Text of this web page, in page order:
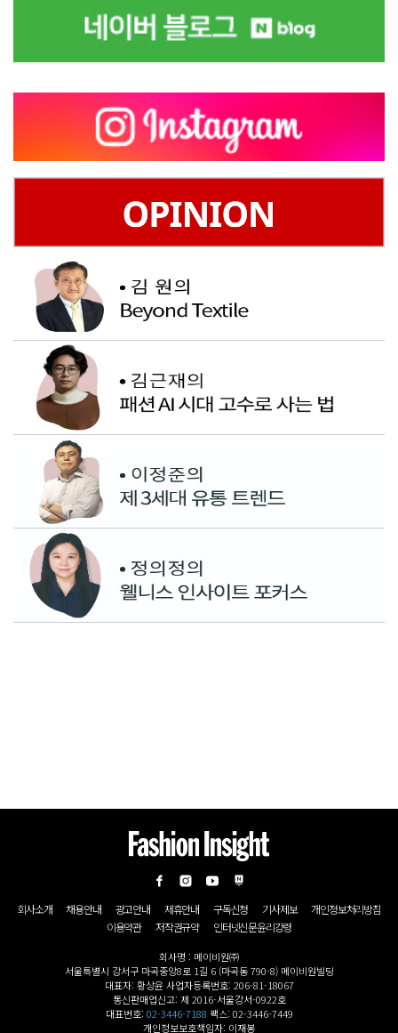
회사소개 채용안내 광고안내 제휴안내 구독신청 기사제보
개인정보처리방침
이용약관
저작권규약 인터넷신문윤리강령
회사명 : 메이비원㈜
서울특별시 강서구 마곡중앙8로 1길 6 (마곡동 790-8) 메이비원빌딩
대표자: 황상윤 사업자등록번호: 206-81-18067
통신판매업신고: 제 2016-서울강서-0922호
대표번호: 02-3446-7188 팩스: 02-3446-7449
개인정보보호책임자: 이재봉